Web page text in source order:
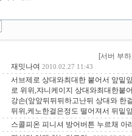
[서버 부
재밋나여 2010.02.27 11:43
서브제로 상대와최대한 붙어서 앞밑
로 위위,쟈니케이지 상대와최대한붙
강손(앞앞뒤뒤뒤하고난뒤 상대와 한
뒤위,케노한걸은정도 떨어져서 뒤밑
스콜피온 피니셔 방어버튼 누르채 아